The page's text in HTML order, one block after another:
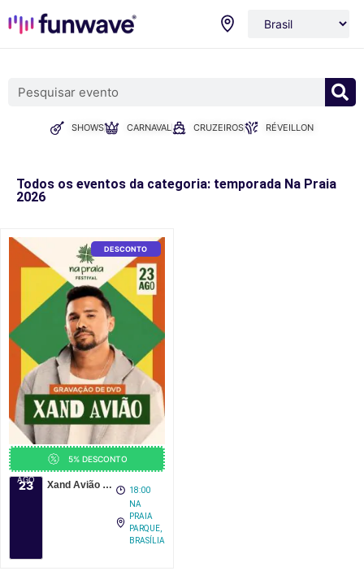
SHOWS CARNAVAL CRUZEIROS RÉVEILLON
Todos os eventos da categoria: temporada Na Praia
2026
DESCONTO
5% DESCONTO
23
AGO Xand Avião – Na Praia Festival 2026
18:00
NA
PRAIA
PARQUE,
BRASÍLIA